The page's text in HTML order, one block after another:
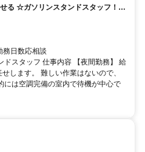
フ！幅
務日数応相談
ドスタッフ 仕事内容 【夜間勤務】 給
します。 難しい作業はないので、
には空調完備の室内で待機が中心で